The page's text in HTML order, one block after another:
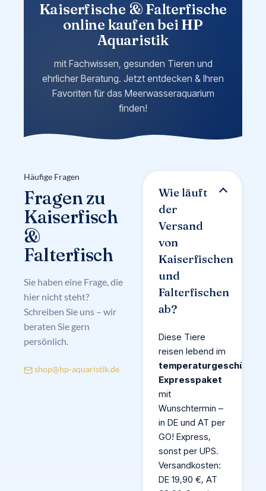
Kaiserfische & Falterfische
online kaufen bei HP
Aquaristik
mit Fachwissen, gesunden Tieren und
ehrlicher Beratung. Jetzt entdecken & Ihren
Favoriten für das Meerwasseraquarium
finden!
Häufige Fragen
Fragen zu
Kaiserfisch
&
Falterfisch
Sie haben eine Frage, die
hier nicht steht?
Schreiben Sie uns – wir
beraten Sie gern
persönlich.
shop@hp-aquaristik.de
Wie läuft
der
Versand
von
Kaiserfischen
und
Falterfischen
ab?
Diese Tiere
reisen lebend im
Expresspaket
mit
Wunschtermin –
in DE und AT per
GO! Express,
sonst per UPS.
Versandkosten:
DE 19,90 €, AT